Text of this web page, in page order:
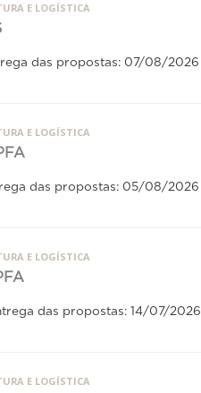
E LOGÍSTICA
das propostas: 07/08/2026
E LOGÍSTICA
das propostas: 05/08/2026
E LOGÍSTICA
das propostas: 14/07/2026
E LOGÍSTICA